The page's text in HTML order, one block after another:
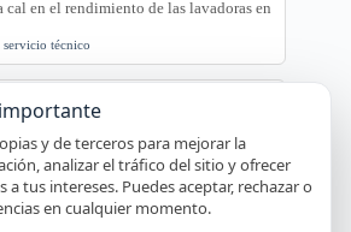
en el rendimiento de las lavadoras en
servicio técnico
y de terceros para mejorar la
analizar el tráfico del sitio y ofrecer
tus intereses. Puedes aceptar, rechazar o
en cualquier momento.